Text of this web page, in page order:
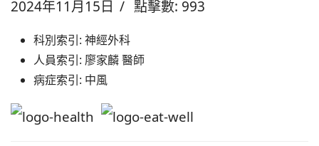
2024年11月15日 點擊數: 993
科別索引: 神經外科
人員索引: 廖家麟 醫師
病症索引: 中風